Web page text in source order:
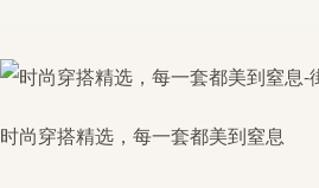
时尚穿搭精选，每一套都美到窒息